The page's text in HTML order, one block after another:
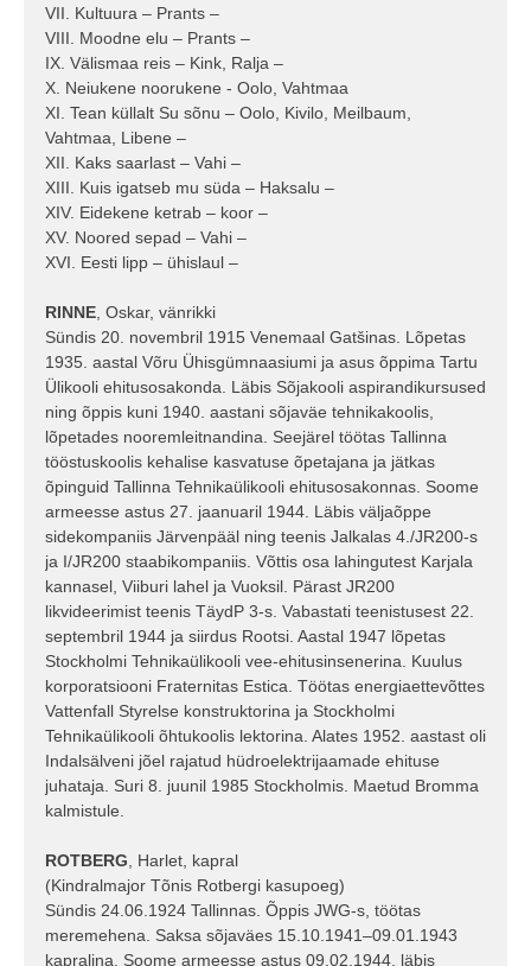
VII. Kultuura – Prants –
VIII. Moodne elu – Prants –
IX. Välismaa reis – Kink, Ralja –
X. Neiukene noorukene - Oolo, Vahtmaa
XI. Tean küllalt Su sõnu – Oolo, Kivilo, Meilbaum,
Vahtmaa, Libene –
XII. Kaks saarlast – Vahi –
XIII. Kuis igatseb mu süda – Haksalu –
XIV. Eidekene ketrab – koor –
XV. Noored sepad – Vahi –
XVI. Eesti lipp – ühislaul –
RINNE , Oskar, vänrikki
Sündis 20. novembril 1915 Venemaal Gatšinas. Lõpetas
1935. aastal Võru Ühisgümnaasiumi ja asus õppima Tartu
Ülikooli ehitusosakonda. Läbis Sõjakooli aspirandikursused
ning õppis kuni 1940. aastani sõjaväe tehnikakoolis,
lõpetades nooremleitnandina. Seejärel töötas Tallinna
tööstuskoolis kehalise kasvatuse õpetajana ja jätkas
õpinguid Tallinna Tehnikaülikooli ehitusosakonnas. Soome
armeesse astus 27. jaanuaril 1944. Läbis väljaõppe
sidekompaniis Järvenpääl ning teenis Jalkalas 4./JR200-s
ja I/JR200 staabikompaniis. Võttis osa lahingutest Karjala
kannasel, Viiburi lahel ja Vuoksil. Pärast JR200
likvideerimist teenis TäydP 3-s. Vabastati teenistusest 22.
septembril 1944 ja siirdus Rootsi. Aastal 1947 lõpetas
Stockholmi Tehnikaülikooli vee-ehitusinsenerina. Kuulus
korporatsiooni Fraternitas Estica. Töötas energiaettevõttes
Vattenfall Styrelse konstruktorina ja Stockholmi
Tehnikaülikooli õhtukoolis lektorina. Alates 1952. aastast oli
Indalsälveni jõel rajatud hüdroelektrijaamade ehituse
juhataja. Suri 8. juunil 1985 Stockholmis. Maetud Bromma
kalmistule.
ROTBERG , Harlet, kapral
(Kindralmajor Tõnis Rotbergi kasupoeg)
Sündis 24.06.1924 Tallinnas. Õppis JWG-s, töötas
meremehena. Saksa sõjaväes 15.10.1941–09.01.1943
kapralina. Soome armeesse astus 09.02.1944, läbis